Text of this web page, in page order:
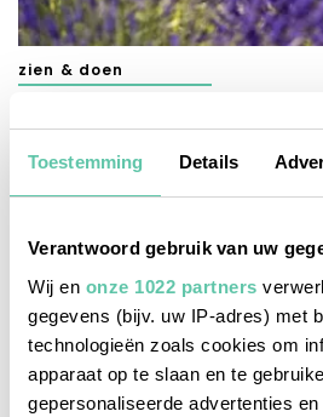
Toestemming Details
Verantwoord gebruik van uw
Wij en onze 1022 partners
gegevens (bijv. uw IP-adres) met
technologieën zoals cookies om
apparaat op te slaan en te
gepersonaliseerde advertenties
zien & doen